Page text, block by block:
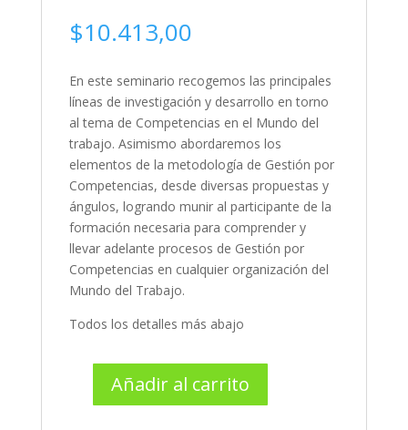
$10.413,00
En este seminario recogemos las principales
líneas de investigación y desarrollo en torno
al tema de Competencias en el Mundo del
trabajo. Asimismo abordaremos los
elementos de la metodología de Gestión por
Competencias, desde diversas propuestas y
ángulos, logrando munir al participante de la
formación necesaria para comprender y
llevar adelante procesos de Gestión por
Competencias en cualquier organización del
Mundo del Trabajo.
Todos los detalles más abajo
GestiónAñadir al carrito